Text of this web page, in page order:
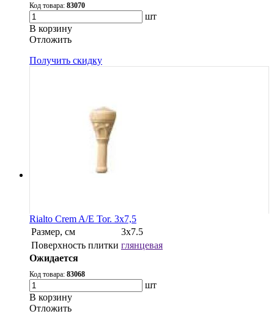
Код товара: 83070
шт
В корзину
Oтложить
Получить скидку
Rialto Crem A/E Tor. 3x7,5
Размер, см
3х7.5
Поверхность плитки глянцевая
Ожидается
Код товара: 83068
шт
В корзину
Oтложить